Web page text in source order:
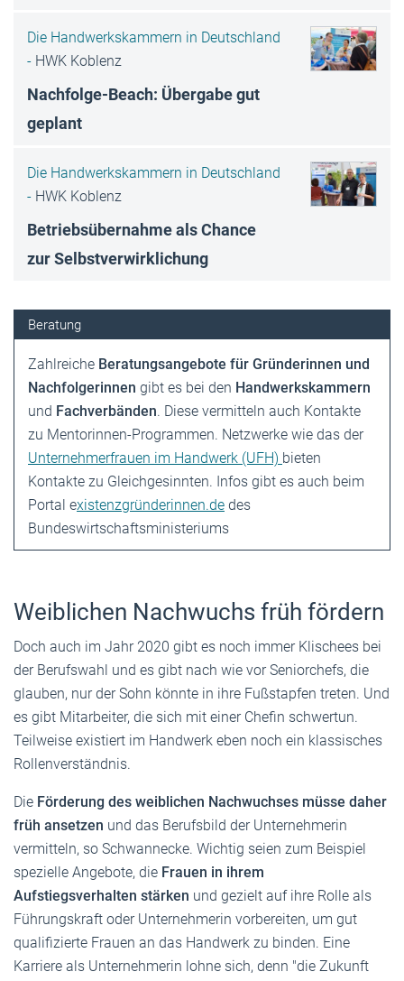
Die Handwerkskammern in Deutschland
- HWK Koblenz
Nachfolge-Beach: Übergabe gut
geplant
Die Handwerkskammern in Deutschland
- HWK Koblenz
Betriebsübernahme als Chance
zur Selbstverwirklichung
Beratung
Zahlreiche Beratungsangebote für Gründerinnen und
Nachfolgerinnen gibt es bei den Handwerkskammern
und Fachverbänden. Diese vermitteln auch Kontakte
zu Mentorinnen-Programmen. Netzwerke wie das der
Unternehmerfrauen im Handwerk (UFH) bieten
Kontakte zu Gleichgesinnten. Infos gibt es auch beim
Portal existenzgründerinnen.de des
Bundeswirtschaftsministeriums
Weiblichen Nachwuchs früh fördern
Doch auch im Jahr 2020 gibt es noch immer Klischees bei
der Berufswahl und es gibt nach wie vor Seniorchefs, die
glauben, nur der Sohn könnte in ihre Fußstapfen treten. Und
es gibt Mitarbeiter, die sich mit einer Chefin schwertun.
Teilweise existiert im Handwerk eben noch ein klassisches
Rollenverständnis.
Die Förderung des weiblichen Nachwuchses müsse daher
früh ansetzen und das Berufsbild der Unternehmerin
vermitteln, so Schwannecke. Wichtig seien zum Beispiel
spezielle Angebote, die Frauen in ihrem
Aufstiegsverhalten stärken und gezielt auf ihre Rolle als
Führungskraft oder Unternehmerin vorbereiten, um gut
qualifizierte Frauen an das Handwerk zu binden. Eine
Karriere als Unternehmerin lohne sich, denn "die Zukunft